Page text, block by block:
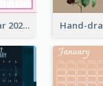
Simple Calendar 2022 With Notes